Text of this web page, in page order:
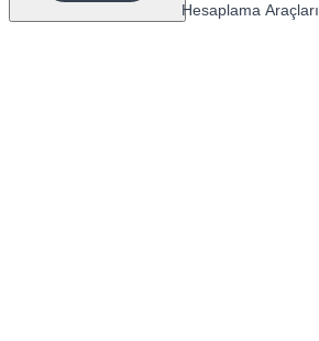
Hesaplama Araçları